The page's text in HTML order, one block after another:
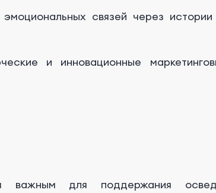
связей через
и инновационные
важным для поддержания